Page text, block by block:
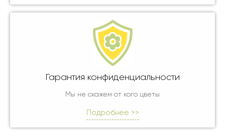
Гарантия конфиденциальности
Мы не скажем от кого цветы
Подробнее >>